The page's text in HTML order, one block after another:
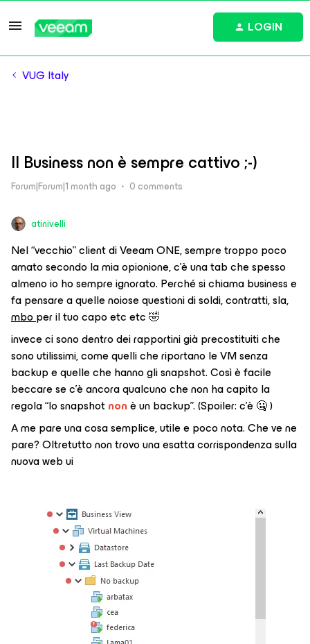
LOGIN
VUG Italy
Il Business non è sempre cattivo ;-)
Forum|Forum|1 month ago 0 comments
atinivelli
Nel “vecchio” client di Veeam ONE, sempre troppo poco
amato secondo la mia opionione, c’è una tab che spesso
almeno io ho sempre ignorato. Perché si chiama business e
fa pensare a quelle noiose questioni di soldi, contratti, sla,
mboper il tuo capo etc etc 🤣
invece ci sono dentro dei rapportini già precostituiti che
sono utilissimi, come quelli che riportano le VM senza
backup e quelle che hanno gli snapshot. Così è facile
beccare se c’è ancora qualcuno che non ha capito la
regola “lo snapshotnonè un backup”. (Spoiler: c’è 🤐 )
A me pare una cosa semplice, utile e poco nota. Che ve ne
pare? Oltretutto non trovo una esatta corrispondenza sulla
nuova web ui